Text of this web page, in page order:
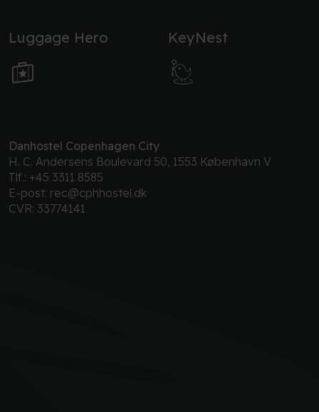
Luggage Hero KeyNest
Danhostel Copenhagen City
H. C. Andersens Boulevard 50, 1553 København V
Tlf.: +45 3311 8585
E-post: rec@cphhostel.dk
CVR: 33774141